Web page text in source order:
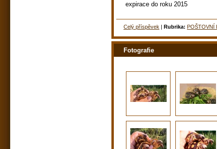
expirace do roku 2015
Celý příspěvek | Rubrika: POŠTOVNÍ
Fotografie